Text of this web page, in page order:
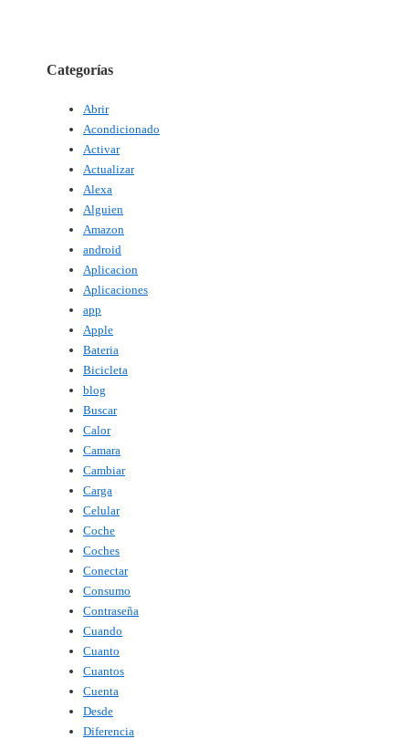
Categorías
Abrir
Acondicionado
Activar
Actualizar
Alexa
Alguien
Amazon
android
Aplicacion
Aplicaciones
app
Apple
Bateria
Bicicleta
blog
Buscar
Calor
Camara
Cambiar
Carga
Celular
Coche
Coches
Conectar
Consumo
Contraseña
Cuando
Cuanto
Cuantos
Cuenta
Desde
Diferencia